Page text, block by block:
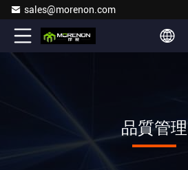
sales@morenon.com
品質管理